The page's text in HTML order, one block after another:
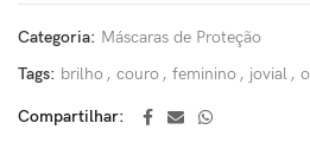
Categoria: Máscaras de Proteção
Tags: brilho , couro , feminino , jovial ,
Compartilhar